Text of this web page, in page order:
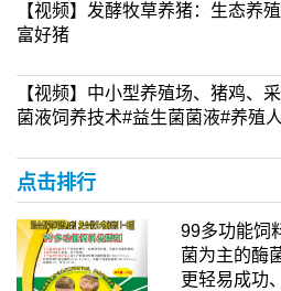
【视频】发酵牧草养猪：生态养
富好猪
【视频】中小型养殖场、猪鸡、
菌液饲养技术#益生菌菌液#养殖
点击排行
99多功能
菌为主的酶
更轻易成功